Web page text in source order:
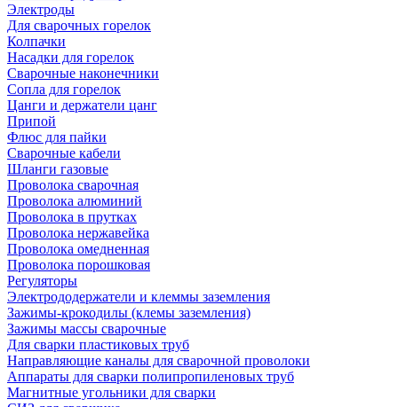
Электроды
Для сварочных горелок
Колпачки
Насадки для горелок
Сварочные наконечники
Сопла для горелок
Цанги и держатели цанг
Припой
Флюс для пайки
Сварочные кабели
Шланги газовые
Проволока сварочная
Проволока алюминий
Проволока в прутках
Проволока нержавейка
Проволока омедненная
Проволока порошковая
Регуляторы
Электрододержатели и клеммы заземления
Зажимы-крокодилы (клемы заземления)
Зажимы массы сварочные
Для сварки пластиковых труб
Направляющие каналы для сварочной проволоки
Аппараты для сварки полипропиленовых труб
Магнитные угольники для сварки